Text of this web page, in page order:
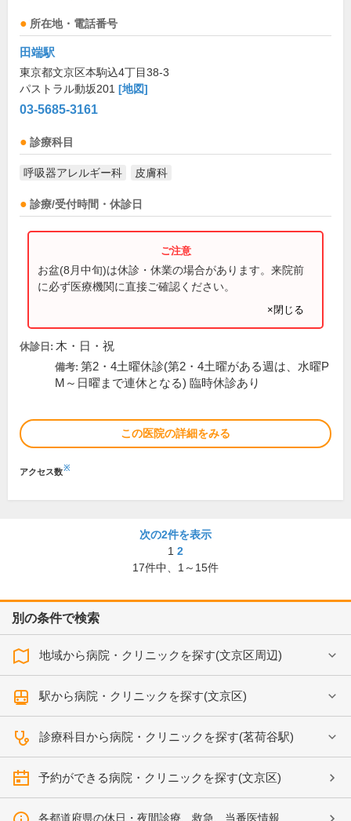
所在地・電話番号
田端駅
東京都文京区本駒込4丁目38-3
パストラル動坂201 [地図]
03-5685-3161
診療科目
呼吸器アレルギー科 皮膚科
診療/受付時間・休診日
お盆(8月中旬)は休診・休業の場合があります。来院前
に必ず医療機関に直接ご確認ください。
×閉じる
休診日: 木・日・祝
備考: 第2・4土曜休診(第2・4土曜がある週は、水曜P
M～日曜まで連休となる) 臨時休診あり
この医院の詳細をみる
アクセス数※
次の2件を表示
1 2
17件中、 1～15件
別の条件で検索
地域から病院・クリニックを探す(文京区周辺)
駅から病院・クリニックを探す(文京区)
診療科目から病院・クリニックを探す(茗荷谷駅)
予約ができる病院・クリニックを探す(文京区)
各都道府県の休日・夜間診療、救急、当番医情報